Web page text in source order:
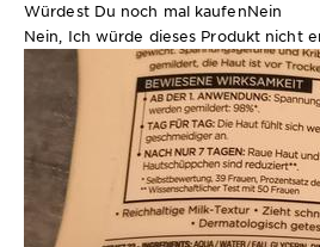
Würdest Du noch mal kaufenNein
Nein, Ich würde dieses Produkt nicht